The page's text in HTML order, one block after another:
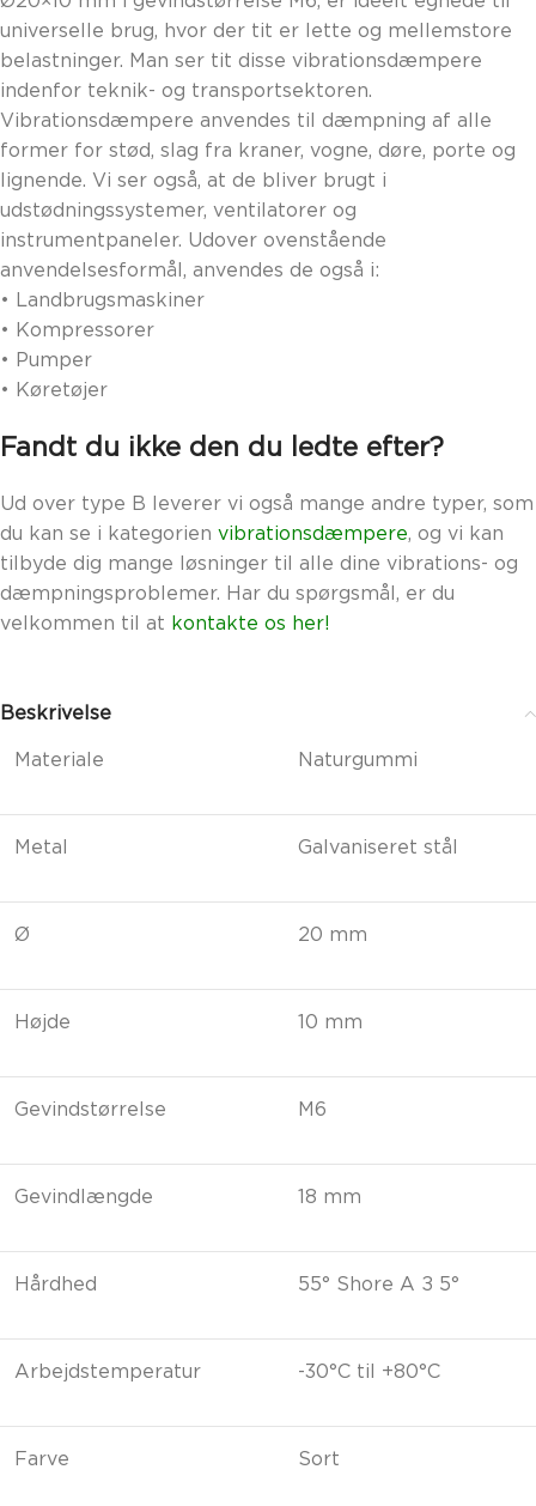
universelle brug, hvor der tit er lette og mellemstore
belastninger. Man ser tit disse vibrationsdæmpere
indenfor teknik- og transportsektoren.
Vibrationsdæmpere anvendes til dæmpning af alle
former for stød, slag fra kraner, vogne, døre, porte og
lignende. Vi ser også, at de bliver brugt i
udstødningssystemer, ventilatorer og
instrumentpaneler. Udover ovenstående
anvendelsesformål, anvendes de også i:
• Landbrugsmaskiner
• Kompressorer
• Pumper
• Køretøjer
Fandt du ikke den du ledte efter?
Ud over type B leverer vi også mange andre typer, som
du kan se i kategorien vibrationsdæmpere, og vi kan
tilbyde dig mange løsninger til alle dine vibrations- og
dæmpningsproblemer. Har du spørgsmål, er du
velkommen til at kontakte os her!
Beskrivelse
Materiale Naturgummi
Metal Galvaniseret stål
Ø 20 mm
Højde 10 mm
Gevindstørrelse M6
Gevindlængde 18 mm
Hårdhed 55° Shore A ± 5°
Arbejdstemperatur -30°C til +80°C
Farve Sort